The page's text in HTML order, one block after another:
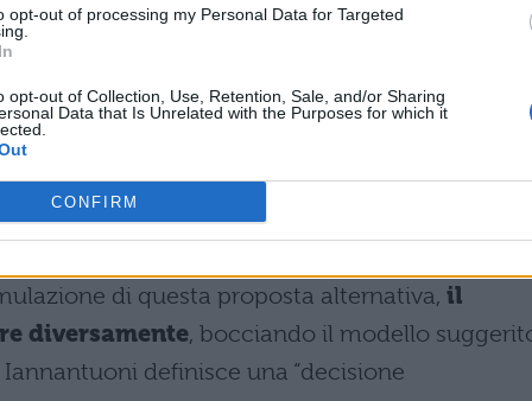
opt-out of processing my Personal Data for Targeted
opt-out of Collection, Use, Retention, Sale, and/or Sharing
Data that Is Unrelated with the Purposes for which it
CONFIRM
Italiane aveva in effetti elaborato
gli aspiranti medici. Il piano prevedeva
e accessibili a tuttinelle materie
, seguiti da esami di idoneità in rete strutturati
Iannantuoni ha specificato che “chi
poi dovuto superare tre esami per iscriversi al
preliminare di valutazione più graduale.
di questa proposta alternativa, il
diversamente, bocciando il modello
definisce una “decisione